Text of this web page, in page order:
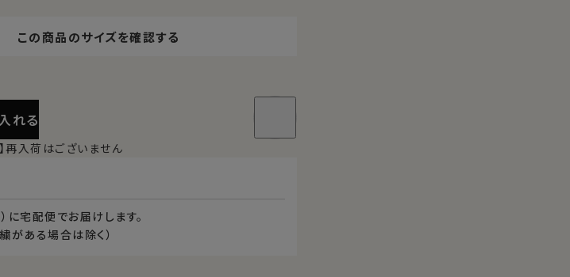
この商品のサイズを確認する
れる
再入荷はございません
に宅配便 でお届けします。
がある場合は除く）